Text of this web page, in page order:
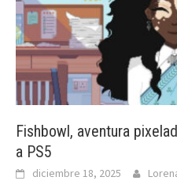
Fishbowl, aventura
a PS5
diciembre 18, 2025